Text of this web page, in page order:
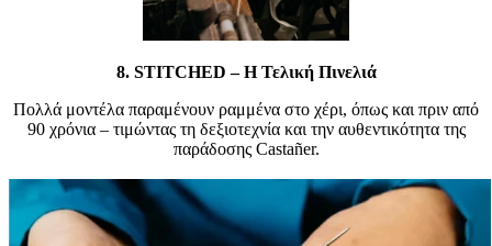
8. STITCHED – Η Τελική Πινελιά
Πολλά μοντέλα παραμένουν ραμμένα στο χέρι, όπως και πριν από
90 χρόνια – τιμώντας τη δεξιοτεχνία και την αυθεντικότητα της
παράδοσης Castañer.